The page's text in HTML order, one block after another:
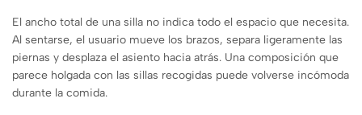
El ancho total de una silla no indica todo el espacio que necesita.
Al sentarse, el usuario mueve los brazos, separa ligeramente las
piernas y desplaza el asiento hacia atrás. Una composición que
parece holgada con las sillas recogidas puede volverse incómoda
durante la comida.